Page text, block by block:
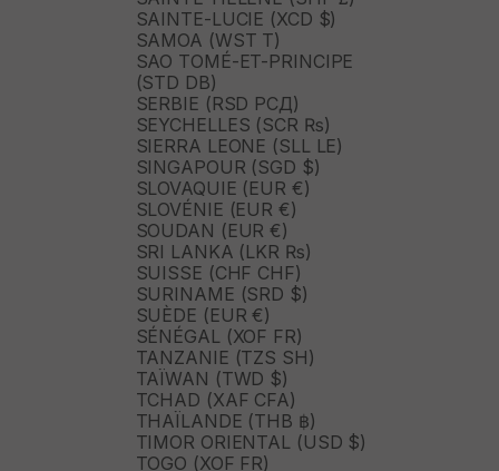
SAINTE-LUCIE (XCD $)
SAMOA (WST T)
SAO TOMÉ-ET-PRINCIPE
(STD DB)
SERBIE (RSD РСД)
SEYCHELLES (SCR ₨)
SIERRA LEONE (SLL LE)
SINGAPOUR (SGD $)
SLOVAQUIE (EUR €)
SLOVÉNIE (EUR €)
SOUDAN (EUR €)
SRI LANKA (LKR ₨)
SUISSE (CHF CHF)
SURINAME (SRD $)
SUÈDE (EUR €)
SÉNÉGAL (XOF FR)
TANZANIE (TZS SH)
TAÏWAN (TWD $)
TCHAD (XAF CFA)
THAÏLANDE (THB ฿)
TIMOR ORIENTAL (USD $)
TOGO (XOF FR)